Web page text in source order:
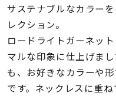
コレクション
レディース
リングサイズ
サステナブルなカラー
レクション。
ロードライトガーネッ
マルな印象に仕上げま
も、お好きなカラーや
です。ネックレスに重